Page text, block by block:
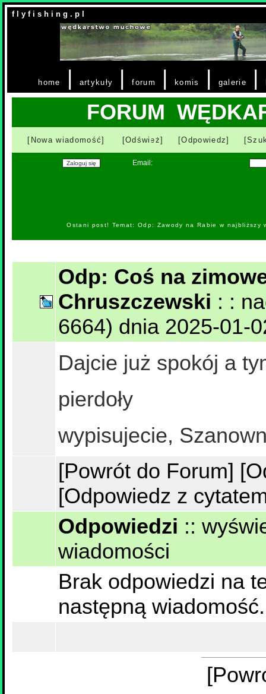
f l y f i s h i n g . p l
home | artykuły |forum | komis | galerie |
FORUM
[Nowa wiadomość] [Odśwież] [Odpowiedz]
Email:
Ostani post! Temat: Odp: Zawody na Rabie w
Odp: Coś na
Chruszczewski : :
6664) dnia 2025-01-
Dajcie już spokój a
pierdoły
wypisujecie,
[Powrót do Forum]
[Odpowiedz z
Odpowiedzi ::
wiadomości
Brak odpowiedzi na
następną wiadomość.